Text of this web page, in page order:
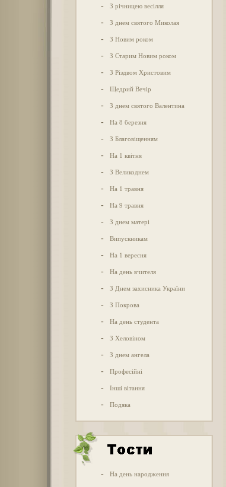
- З річницею весілля
- З днем святого Миколая
- З Новим роком
- З Старим Новим роком
- З Різдвом Христовим
- Щедрий Вечір
- З днем святого Валентина
- На 8 березня
- З Благовіщенням
- На 1 квітня
- З Великоднем
- На 1 травня
- На 9 травня
- З днем матері
- Випускникам
- На 1 вересня
- На день вчителя
- З Днем захисника України
- З Покрова
- На день студента
- З Хеловіном
- З днем ангела
- Професійні
- Інші вітання
- Подяка
- На день народження